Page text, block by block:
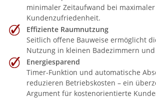
minimaler Zeitaufwand bei maximaler
Kundenzufriedenheit.
Effiziente Raumnutzung
Seitlich offene Bauweise ermöglicht
Nutzung in kleinen Badezimmern und
Energiesparend
Timer-Funktion und automatische
reduzieren Betriebskosten – ein
Argument für kostenorientierte